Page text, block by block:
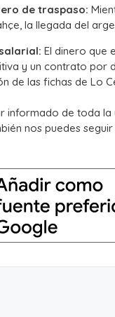
de traspaso:
la llegada del
El dinero que
y un contrato por
de las fichas de Lo
informado de toda la
nos puedes seguir